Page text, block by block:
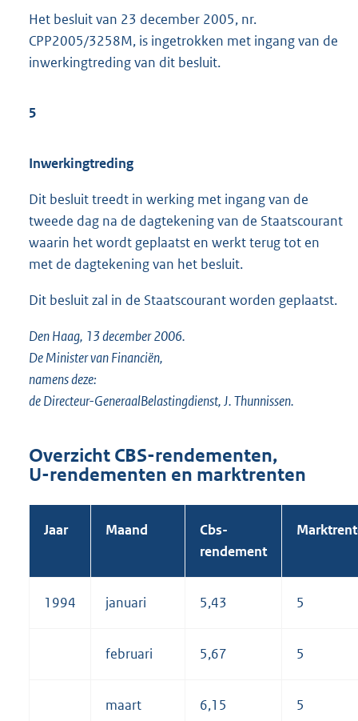
Het besluit van 23 december 2005, nr.
CPP2005/3258M, is ingetrokken met ingang van de
inwerkingtreding van dit besluit.
5
Inwerkingtreding
Dit besluit treedt in werking met ingang van de
tweede dag na de dagtekening van de Staatscourant
waarin het wordt geplaatst en werkt terug tot en
met de dagtekening van het besluit.
Dit besluit zal in de Staatscourant worden geplaatst.
Den Haag, 13 december 2006.
De Minister van Financiën,
namens deze:
de Directeur-GeneraalBelastingdienst, J. Thunnissen.
Overzicht CBS-rendementen,
U-⁠rendementen en marktrenten
Jaar Maand
Cbs-
rendement
1994 januari 5,43 5
februari 5,67 5
maart 6,15 5